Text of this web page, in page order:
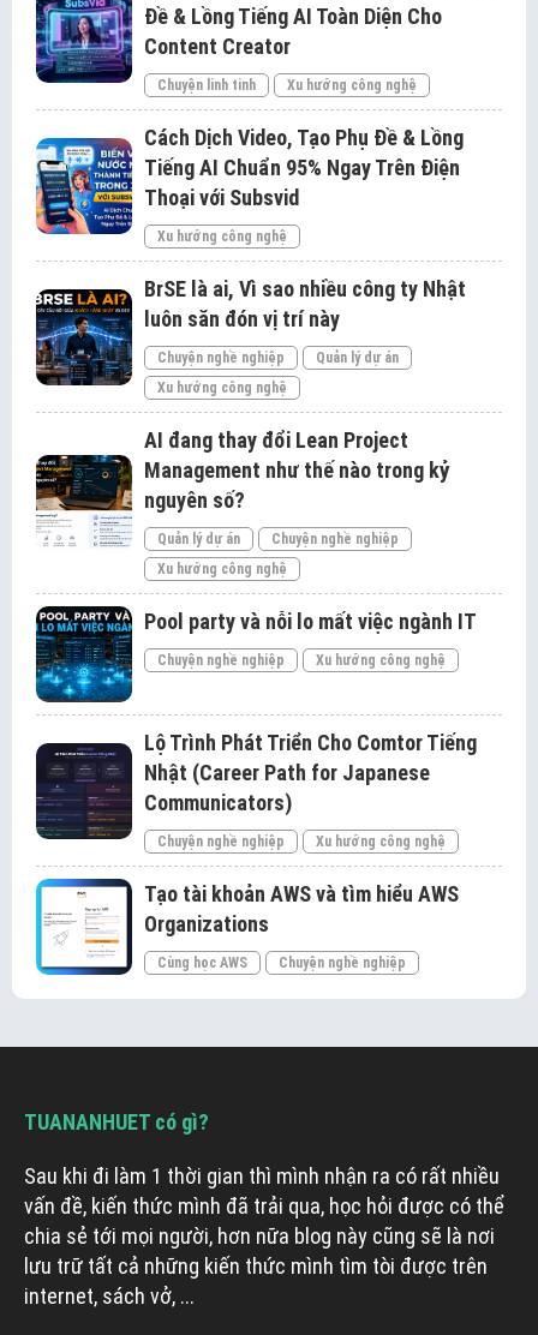
Đề & Lồng Tiếng AI Toàn Diện Cho
Content Creator
Chuyện linh tinh Xu hướng công nghệ
Cách Dịch Video, Tạo Phụ Đề & Lồng
Tiếng AI Chuẩn 95% Ngay Trên Điện
Thoại với Subsvid
Xu hướng công nghệ
BrSE là ai, Vì sao nhiều công ty Nhật
luôn săn đón vị trí này
Chuyện nghề nghiệp
Quản lý dự án
Xu hướng công nghệ
AI đang thay đổi Lean Project
Management như thế nào trong kỷ
nguyên số?
Quản lý dự án
Chuyện nghề nghiệp
Xu hướng công nghệ
Pool party và nỗi lo mất việc ngành IT
Chuyện nghề nghiệp Xu hướng công nghệ
Lộ Trình Phát Triển Cho Comtor Tiếng
Nhật (Career Path for Japanese
Communicators)
Chuyện nghề nghiệp Xu hướng công nghệ
Tạo tài khoản AWS và tìm hiểu AWS
Organizations
Cùng học AWS Chuyện nghề nghiệp
TUANANHUET có gì?
Sau khi đi làm 1 thời gian thì mình nhận ra có rất nhiều
vấn đề, kiến thức mình đã trải qua, học hỏi được có thể
chia sẻ tới mọi người, hơn nữa blog này cũng sẽ là nơi
lưu trữ tất cả những kiến thức mình tìm tòi được trên
internet, sách vở, ...